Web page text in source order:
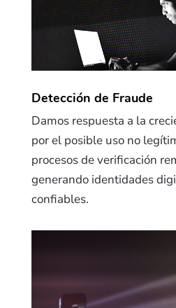
Detección de Fraude
Damos respuesta a la
por el posible uso no
procesos de verificación
generando identidades
confiables.